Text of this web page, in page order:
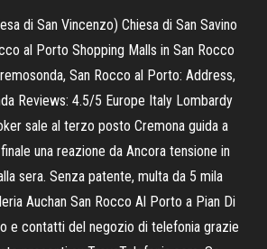
di San Vincenzo) Chiesa di San Savino
al Porto Shopping Malls in San Rocco
San Rocco al Porto: Address,
Reviews: 4.5/5 Europe Italy Lombardy
sale al terzo posto Cremona guida a
una reazione da Ancora tensione in
sera. Senza patente, multa da 5 mila
Auchan San Rocco Al Porto a Pian Di
e contatti del negozio di telefonia grazie